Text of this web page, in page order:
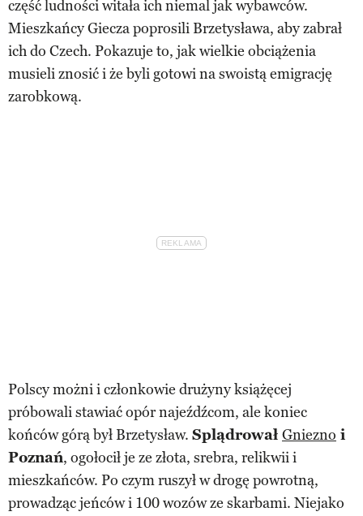
część ludności witała ich niemal jak wybawców.
Mieszkańcy Giecza poprosili Brzetysława, aby zabrał
ich do Czech. Pokazuje to, jak wielkie obciążenia
musieli znosić i że byli gotowi na swoistą emigrację
zarobkową.
Polscy możni i członkowie drużyny książęcej
próbowali stawiać opór najeźdźcom, ale koniec
końców górą był Brzetysław. Splądrował Gniezno i
Poznań, ogołocił je ze złota, srebra, relikwii i
mieszkańców. Po czym ruszył w drogę powrotną,
prowadząc jeńców i 100 wozów ze skarbami. Niejako